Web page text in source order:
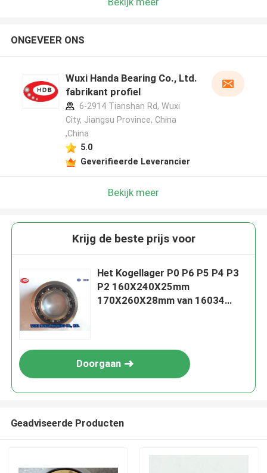
ONGEVEER ONS
Wuxi Handa Bearing Co., Ltd.
fabrikant profiel
6-2914 Tianshan Rd, Wuxi
City, Jiangsu Province, China
,China
5.0
Geverifieerde Leverancier
Bekijk meer
Krijg de beste prijs voor
Het Kogellager P0 P6 P5 P4 P3
P2 160X240X25mm
170X260X28mm van 16034
Doorgaan
Geadviseerde Producten